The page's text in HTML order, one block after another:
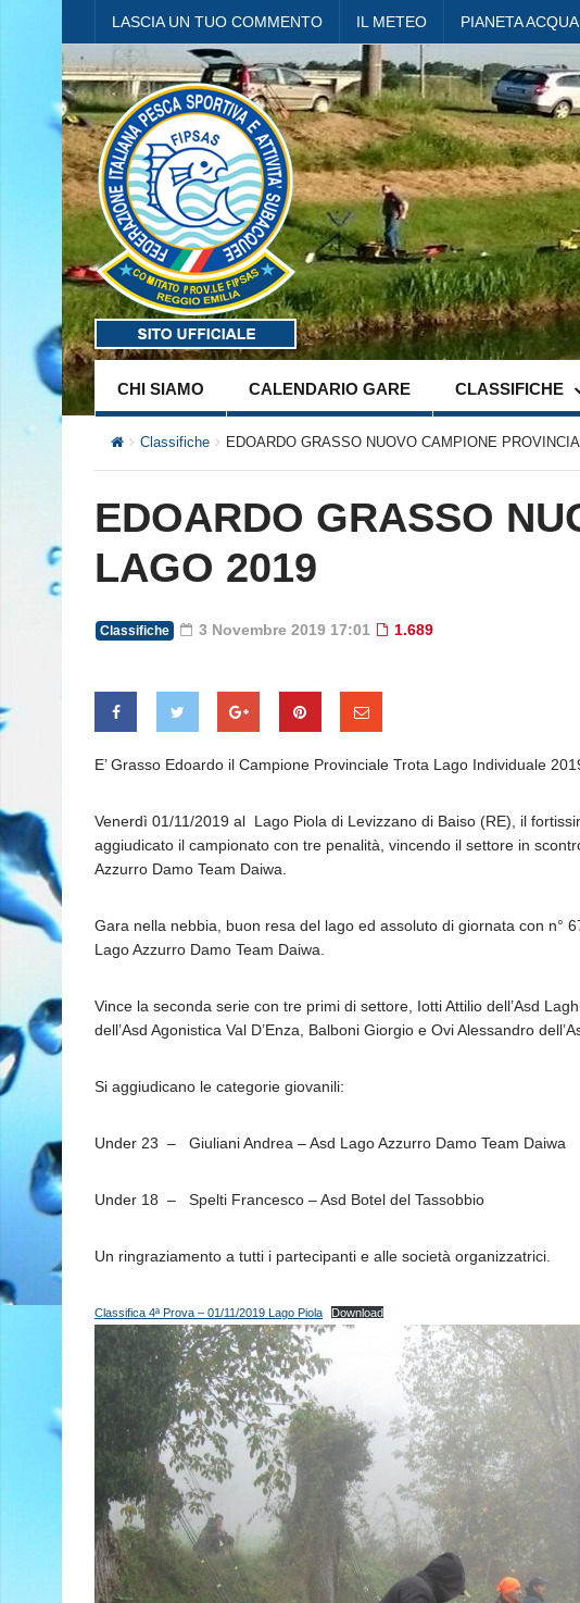
LASCIA UN TUO COMMENTO IL METEO PIANETA ACQUA
CHI SIAMO CALENDARIO GARE CLASSIFICHE
Classifiche EDOARDO GRASSO NUOVO CAMPIONE
EDOARDO GRASSO
LAGO 2019
Classifiche 3 Novembre 2019 17:01 1.689
E’ Grasso Edoardo il Campione Provinciale Trota Lago Individuale
Venerdì 01/11/2019 al Lago Piola di Levizzano di Baiso (RE), il
aggiudicato il campionato con tre penalità, vincendo il settore in
Azzurro Damo Team Daiwa.
Gara nella nebbia, buon resa del lago ed assoluto di giornata con n°
Lago Azzurro Damo Team Daiwa.
Vince la seconda serie con tre primi di settore, Iotti Attilio dell’Asd
dell’Asd Agonistica Val D’Enza, Balboni Giorgio e Ovi Alessandro
Si aggiudicano le categorie giovanili:
Under 23 – Giuliani Andrea – Asd Lago Azzurro Damo Team Daiwa
Under 18 – Spelti Francesco – Asd Botel del Tassobbio
Un ringraziamento a tutti i partecipanti e alle società organizzatrici.
Classifica 4ª Prova – 01/11/2019 Lago Piola Download